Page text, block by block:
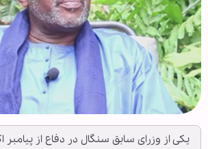
یکی از وزرای سابق سنگال در دفاع از